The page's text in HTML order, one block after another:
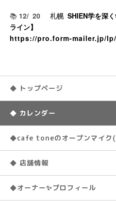
📚 12/ 20 札幌 SHIEN学を深
ライン】
https://pro.form-mailer.jp/lp/
◆ トップページ
◆ カレンダー
◆cafe toneのオープンマイ
◆ 店舗情報
◆オーナー✨プロフィール